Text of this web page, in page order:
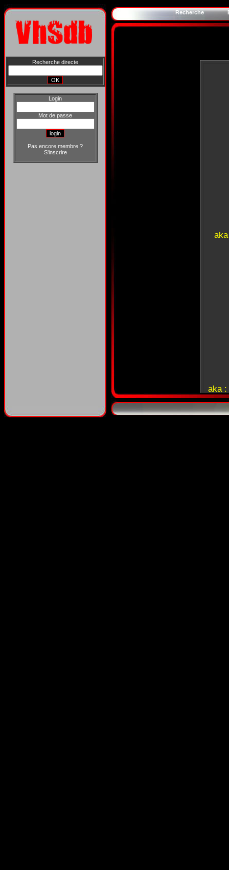
Recherche directe
Login
Mot de passe
Pas encore membre ?
S'inscrire
Recherche
aka :